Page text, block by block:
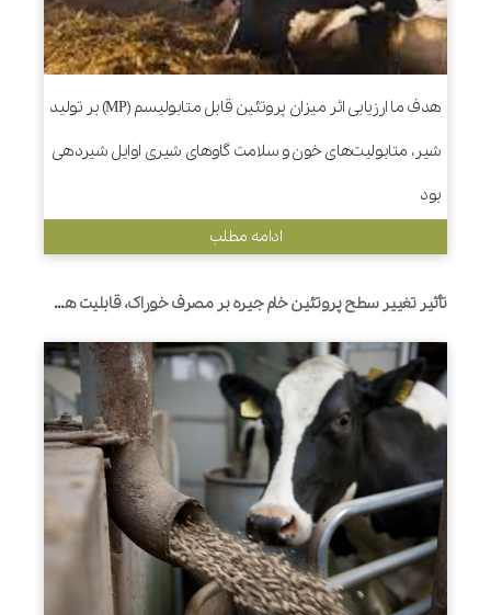
هدف ما ارزیابی اثر میزان پروتئین قابل متابولیسم (MP) بر تولید
شیر، متابولیت‌های خون و سلامت گاوهای شیری اوایل شیردهی
بود
ادامه مطلب
تأثیر تغییر سطح پروتئین خام جیره بر مصرف خوراک، قابلیت هضم مواد مغذی، تولید شیر و کارایی مصرف نیتروژن توسط گاوهای هلشتاین شیرده